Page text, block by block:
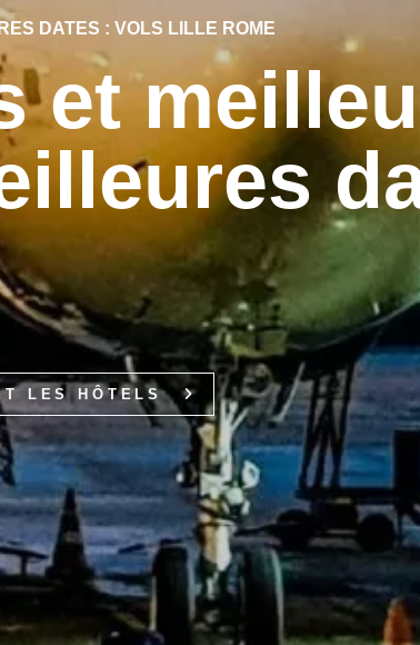
DATES : VOLS LILLE ROME
et
LES HÔTELS